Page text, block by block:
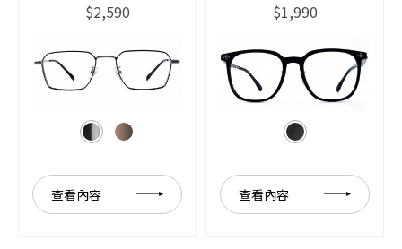
$2,590
查看內容
$1,990
查看內容